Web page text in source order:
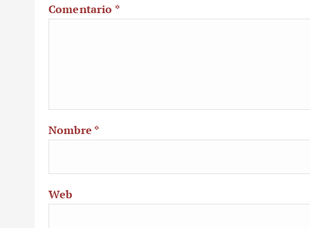
Comentario *
Nombre *
Web